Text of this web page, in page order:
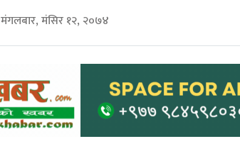
मंगलबार, मंसिर १२, २०७४